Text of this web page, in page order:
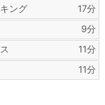
ング
17分
9分
11分
11分